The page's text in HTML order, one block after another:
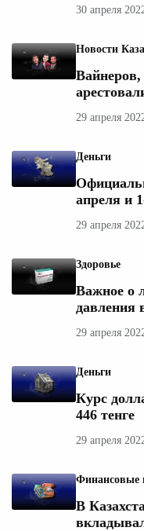
30 апреля
Новости
29 апреля
Деньги
апреля и
29 апреля
Здоровье
Важное о
давления
29 апреля
Деньги
Курс
446 тенге
29 апреля
Финансовые
В